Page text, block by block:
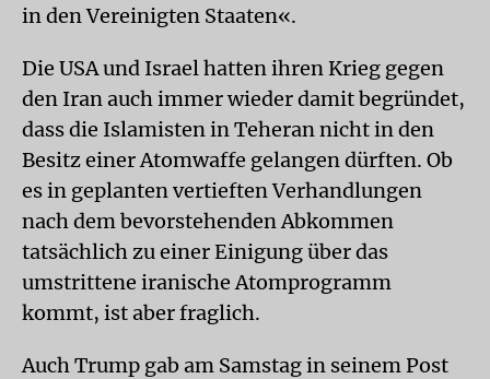
in den Vereinigten Staaten«.
Die USA und Israel hatten ihren Krieg gegen
den Iran auch immer wieder damit begründet,
dass die Islamisten in Teheran nicht in den
Besitz einer Atomwaffe gelangen dürften. Ob
es in geplanten vertieften Verhandlungen
nach dem bevorstehenden Abkommen
tatsächlich zu einer Einigung über das
umstrittene iranische Atomprogramm
kommt, ist aber fraglich.
Auch Trump gab am Samstag in seinem Post